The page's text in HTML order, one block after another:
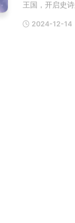
王国，开启史
2024-12-14